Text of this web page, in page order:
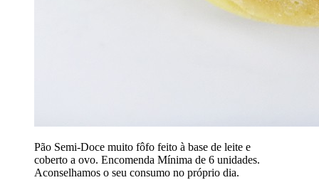
Pão Semi-Doce muito fôfo feito à base de leite e
coberto a ovo. Encomenda Mínima de 6 unidades.
Aconselhamos o seu consumo no próprio dia.